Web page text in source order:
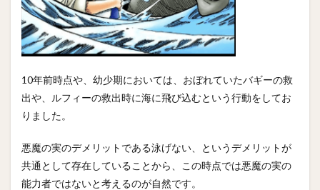
10年前時点や、幼少期においては、おぼれていたバギーの救
出や、ルフィーの救出時に海に飛び込むという行動をしてお
りました。
悪魔の実のデメリットである泳げない、というデメリットが
共通として存在していることから、この時点では悪魔の実の
能力者ではないと考えるのが自然です。